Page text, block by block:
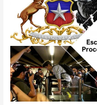
proceso
electoral